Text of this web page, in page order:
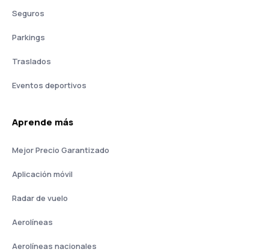
Seguros
Parkings
Traslados
Eventos deportivos
Aprende más
Mejor Precio Garantizado
Aplicación móvil
Radar de vuelo
Aerolíneas
Aerolíneas nacionales